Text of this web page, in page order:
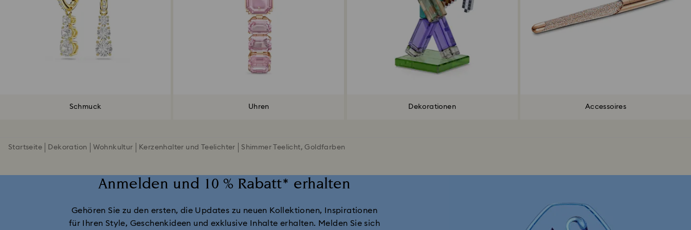
Schmuck Uhren Dekorationen Accessoires
Startseite Dekoration Wohnkultur Kerzenhalter und Teelichter Shimmer Teelicht, Goldfarben
Anmelden und 10 % Rabatt* erhalten
Gehören Sie zu den ersten, die Updates zu neuen Kollektionen, Inspirationen
für Ihren Style, Geschenkideen und exklusive Inhalte erhalten. Melden Sie sich